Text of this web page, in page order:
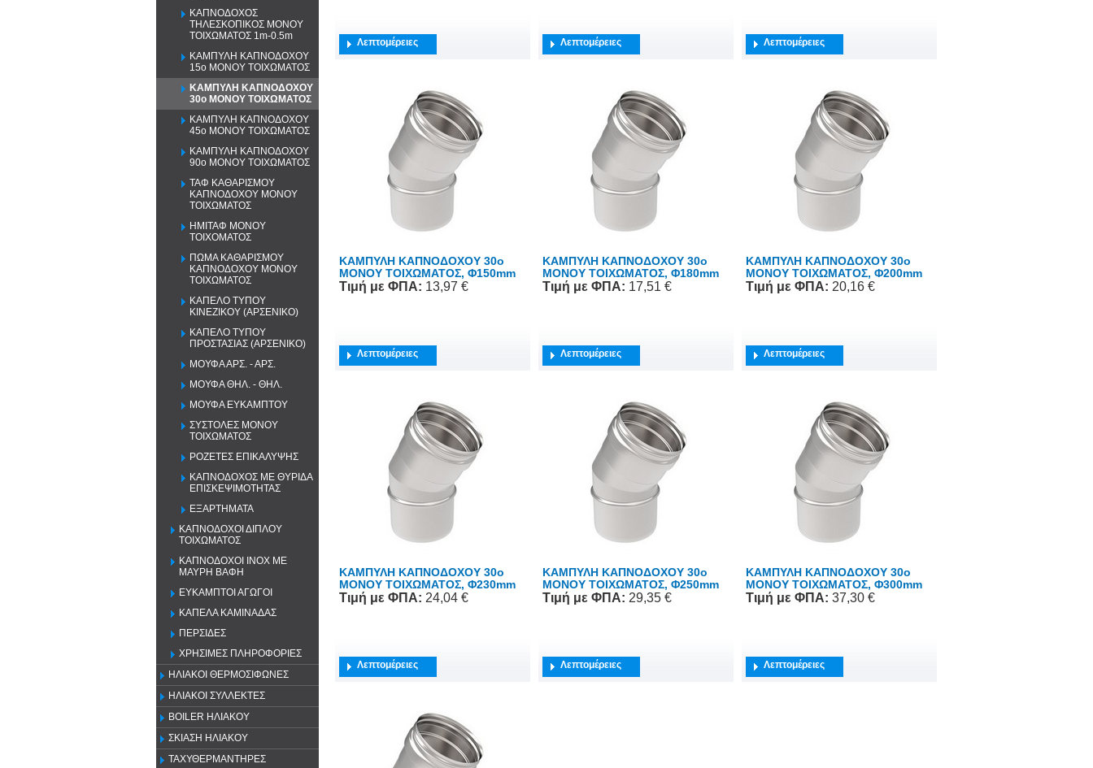
ΚΑΠΝΟΔΟΧΟΣ
ΤΗΛΕΣΚΟΠΙΚΟΣ ΜΟΝΟΥ
ΤΟΙΧΩΜΑΤΟΣ 1m-0.5m
ΚΑΜΠΥΛΗ ΚΑΠΝΟΔΟΧΟΥ
15o ΜΟΝΟΥ ΤΟΙΧΩΜΑΤΟΣ
ΚΑΜΠΥΛΗ ΚΑΠΝΟΔΟΧΟΥ
30o ΜΟΝΟΥ ΤΟΙΧΩΜΑΤΟΣ
ΚΑΜΠΥΛΗ ΚΑΠΝΟΔΟΧΟΥ
45o ΜΟΝΟΥ ΤΟΙΧΩΜΑΤΟΣ
ΚΑΜΠΥΛΗ ΚΑΠΝΟΔΟΧΟΥ
90o ΜΟΝΟΥ ΤΟΙΧΩΜΑΤΟΣ
ΤΑΦ ΚΑΘΑΡΙΣΜΟΥ
ΚΑΠΝΟΔΟΧΟΥ ΜΟΝΟΥ
ΤΟΙΧΩΜΑΤΟΣ
ΗΜΙΤΑΦ ΜΟΝΟΥ
ΤΟΙΧΟΜΑΤΟΣ
ΠΩΜΑ ΚΑΘΑΡΙΣΜΟΥ
ΚΑΠΝΟΔΟΧΟΥ ΜΟΝΟΥ
ΤΟΙΧΩΜΑΤΟΣ
ΚΑΠΕΛΟ ΤΥΠΟΥ
ΚΙΝΕΖΙΚΟΥ (ΑΡΣΕΝΙΚΟ)
ΚΑΠΕΛΟ ΤΥΠΟΥ
ΠΡΟΣΤΑΣΙΑΣ (ΑΡΣΕΝΙΚΟ)
ΜΟΥΦΑ ΑΡΣ. - ΑΡΣ.
ΜΟΥΦΑ ΘΗΛ. - ΘΗΛ.
ΜΟΥΦΑ ΕΥΚΑΜΠΤΟΥ
ΣΥΣΤΟΛΕΣ ΜΟΝΟΥ
ΤΟΙΧΩΜΑΤΟΣ
ΡΟΖΕΤΕΣ ΕΠΙΚΑΛΥΨΗΣ
ΚΑΠΝΟΔΟΧΟΣ ΜΕ ΘΥΡΙΔΑ
ΕΠΙΣΚΕΨΙΜΟΤΗΤΑΣ
ΕΞΑΡΤΗΜΑΤΑ
ΚΑΠΝΟΔΟΧΟΙ ΔΙΠΛΟΥ
ΤΟΙΧΩΜΑΤΟΣ
ΚΑΠΝΟΔΟΧΟΙ ΙΝΟΧ ΜΕ
ΜΑΥΡΗ ΒΑΦΗ
ΕΥΚΑΜΠΤΟΙ ΑΓΩΓΟΙ
ΚΑΠΕΛΑ ΚΑΜΙΝΑΔΑΣ
ΠΕΡΣΙΔΕΣ
ΧΡΗΣΙΜΕΣ ΠΛΗΡΟΦΟΡΙΕΣ
ΗΛΙΑΚΟΙ ΘΕΡΜΟΣΙΦΩΝΕΣ
ΗΛΙΑΚΟΙ ΣΥΛΛΕΚΤΕΣ
BOILER ΗΛΙΑΚΟΥ
ΣΚΙΑΣΗ ΗΛΙΑΚΟΥ
ΤΑΧΥΘΕΡΜΑΝΤΗΡΕΣ
Λεπτομέρειες Λεπτομέρειες Λεπτομέρειες
ΚΑΜΠΥΛΗ ΚΑΠΝΟΔΟΧΟΥ 30o
ΜΟΝΟΥ ΤΟΙΧΩΜΑΤΟΣ, Φ150mm
Τιμή με ΦΠΑ: 13,97 €
Λεπτομέρειες
ΚΑΜΠΥΛΗ ΚΑΠΝΟΔΟΧΟΥ 30o
ΜΟΝΟΥ ΤΟΙΧΩΜΑΤΟΣ, Φ180mm
Τιμή με ΦΠΑ: 17,51 €
Λεπτομέρειες
ΚΑΜΠΥΛΗ ΚΑΠΝΟΔΟΧΟΥ 30o
ΜΟΝΟΥ ΤΟΙΧΩΜΑΤΟΣ, Φ200mm
Τιμή με ΦΠΑ: 20,16 €
Λεπτομέρειες
ΚΑΜΠΥΛΗ ΚΑΠΝΟΔΟΧΟΥ 30o
ΜΟΝΟΥ ΤΟΙΧΩΜΑΤΟΣ, Φ230mm
Τιμή με ΦΠΑ: 24,04 €
Λεπτομέρειες
ΚΑΜΠΥΛΗ ΚΑΠΝΟΔΟΧΟΥ 30o
ΜΟΝΟΥ ΤΟΙΧΩΜΑΤΟΣ, Φ250mm
Τιμή με ΦΠΑ: 29,35 €
Λεπτομέρειες
ΚΑΜΠΥΛΗ ΚΑΠΝΟΔΟΧΟΥ 30o
ΜΟΝΟΥ ΤΟΙΧΩΜΑΤΟΣ, Φ300mm
Τιμή με ΦΠΑ: 37,30 €
Λεπτομέρειες